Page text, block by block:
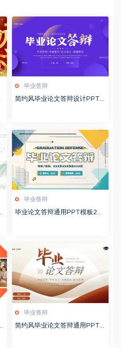
毕业答辩
简约风毕业论文答辩设计PPT
毕业答辩
毕业论文答辩通用PPT模板20
毕业答辩
简约风毕业论文答辩通用PPT